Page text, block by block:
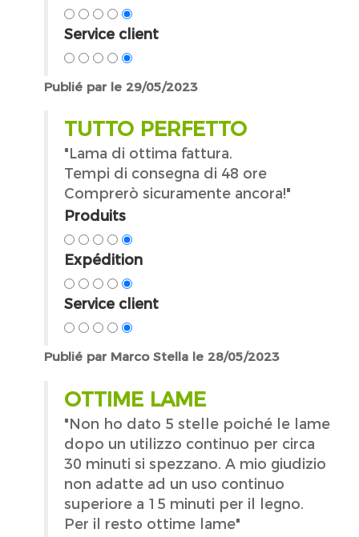
Service client
Publié par le 29/05/2023
TUTTO PERFETTO
"Lama di ottima fattura.
Tempi di consegna di 48 ore
Comprerò sicuramente ancora!"
Produits
Expédition
Service client
Publié par Marco Stella le 28/05/2023
OTTIME LAME
"Non ho dato 5 stelle poiché le lame
dopo un utilizzo continuo per circa
30 minuti si spezzano. A mio giudizio
non adatte ad un uso continuo
superiore a 15 minuti per il legno.
Per il resto ottime lame"